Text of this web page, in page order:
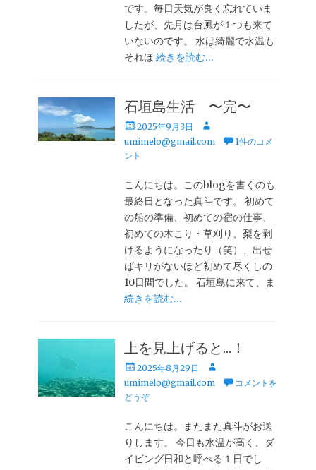
です。毎日天気が良く忘れていま
したが、先月は台風が１つも来て
いないのです。 水は綺麗で水温も
それほ続きを読む…
石垣島生活 〜完〜
投
稿
日
2025年9月3日
投
稿
umimelo@gmail.com
1件のコメ
ント
こんにちは。このblogを書くのも
最終日となった真斗です。 初めて
の船の準備、初めての宿の仕事、
初めての木こり・草刈り、梨を剥
けるようになったり（笑）、出せ
ばキリがないほど初めて尽くしの
10日間でした。 石垣島に来て、ま
続きを読む…
上を見上げると…！
投
稿
日
2025年8月29日
投
稿
umimelo@gmail.com
コメントを
どうぞ
こんにちは。またまた真斗がお送
りします。 今日も水温が高く、ダ
イビング日和と呼べる１日でし